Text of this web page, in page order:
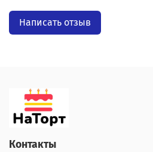
Написать отзыв
Контакты